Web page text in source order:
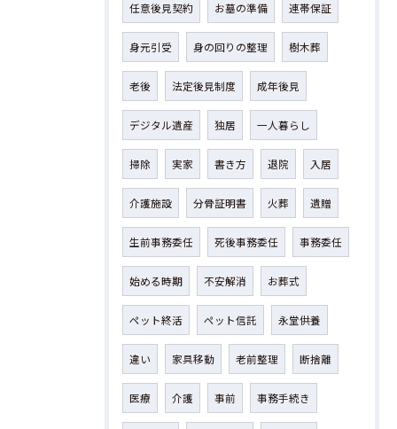
任意後見契約 お墓の準備 連帯保証
身元引受 身の回りの整理 樹木葬
老後 法定後見制度 成年後見
デジタル遺産 独居 一人暮らし
掃除 実家 書き方 退院 入居
介護施設 分骨証明書 火葬 遺贈
生前事務委任 死後事務委任 事務委任
始める時期 不安解消 お葬式
ペット終活 ペット信託 永堂供養
違い 家具移動 老前整理 断捨離
医療 介護 事前 事務手続き